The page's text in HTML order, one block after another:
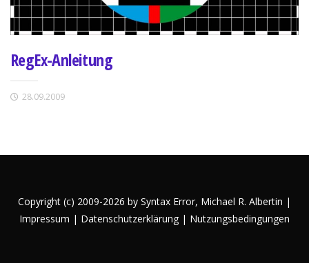
RegEx-Anleitung
28.09.2009
Copyright (c) 2009-2026 by Syntax Error, Michael R. Albertin |
Impressum | Datenschutzerklärung | Nutzungsbedingungen